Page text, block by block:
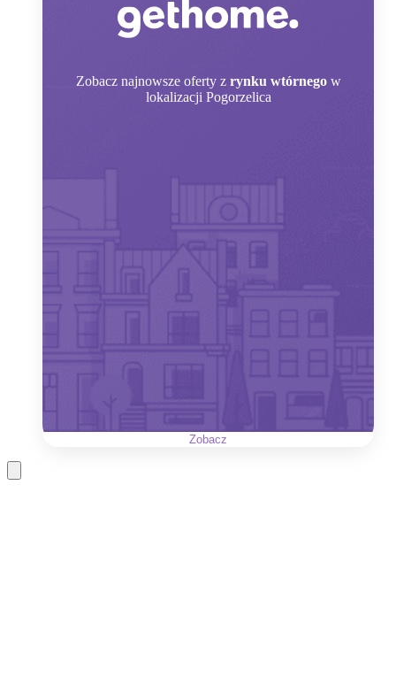
Zobacz najnowsze oferty z rynku wtórnego w
lokalizacji Pogorzelica
Zobacz